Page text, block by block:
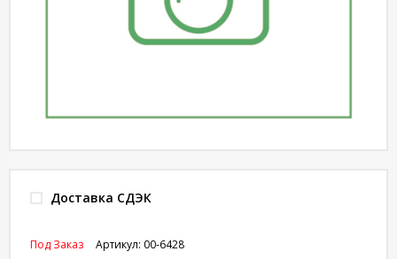
Доставка СДЭК
Артикул: 00-6428
Под Заказ